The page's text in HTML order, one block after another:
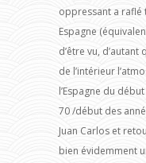
oppressant a raflé
Espagne
d’être vu, d’autant
de l’intérieur
l’Espagne du
70 /début des
Juan Carlos et
bien évidemment